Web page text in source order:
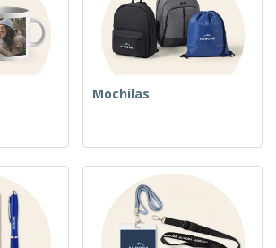
Mochilas